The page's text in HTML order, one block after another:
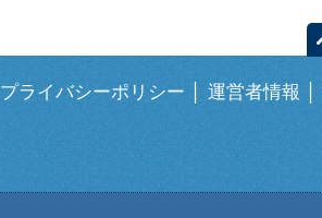
プライバシーポリシー 運営者情報